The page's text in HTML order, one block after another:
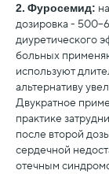
2. Фуросемид:
дозировка -
диуретического
больных
используют
альтернативу
Двукратное
практике
после второй
сердечной
отечным